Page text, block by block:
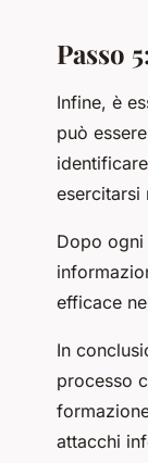
Passo
Infine, è
può
esercitarsi
Dopo
efficace
In
processo
attacchi